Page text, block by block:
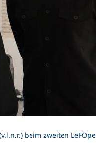
beim zweiten